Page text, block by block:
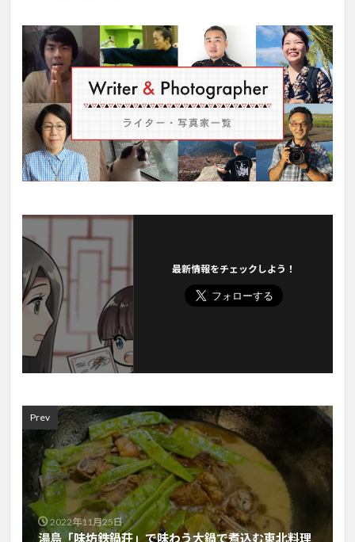
最新情報をチェックしよう！
Prev
2022年11月25日
湯島「味坊鉄鍋荘」で味わう大鍋で煮込む東北料理